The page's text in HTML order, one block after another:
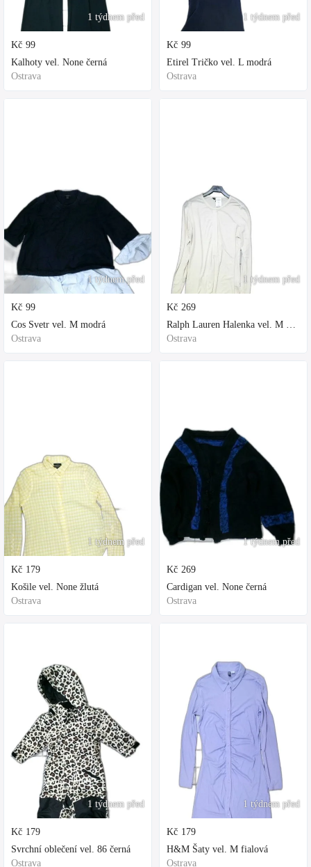
1 týdnem před
Kč 99
Kalhoty vel. None černá
Ostrava
1 týdnem před
Kč 99
Cos Svetr vel. M modrá
Ostrava
1 týdnem před
Kč 179
Košile vel. None žlutá
Ostrava
1 týdnem před
Kč 179
Svrchní oblečení vel. 86 černá
Ostrava
1 týdnem před
Kč 99
Etirel Tričko vel. L modrá
Ostrava
1 týdnem před
Kč 269
Ralph Lauren Halenka vel. M bílá
Ostrava
1 týdnem před
Kč 269
Cardigan vel. None černá
Ostrava
1 týdnem před
Kč 179
H&M Šaty vel. M fialová
Ostrava